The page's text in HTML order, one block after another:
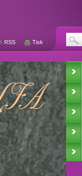
RSS Tisk